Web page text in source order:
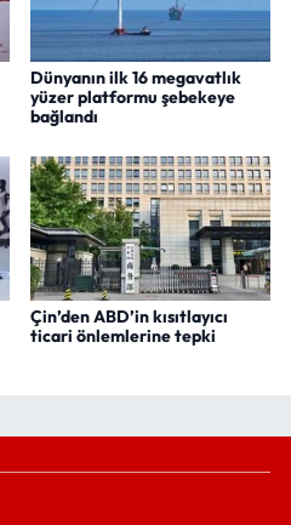
Dünyanın ilk 16 megavatlık
yüzer platformu şebekeye
bağlandı
Çin’den ABD’in kısıtlayıcı
ticari önlemlerine tepki